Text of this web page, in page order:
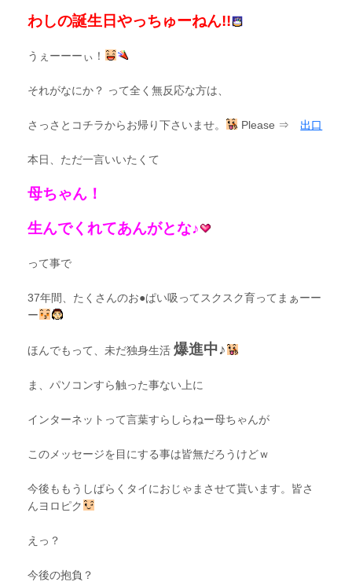
わしの誕生日やっちゅーねん!!
うぇーーーぃ！
それがなにか？ って全く無反応な方は、
さっさとコチラからお帰り下さいませ。 Please ⇒出口
本日、ただ一言いいたくて
母ちゃん！
生んでくれてあんがとな♪
って事で
37年間、たくさんのお●ぱい吸ってスクスク育ってまぁーー
ー
ほんでもって、未だ独身生活爆進中♪
ま、パソコンすら触った事ない上に
インターネットって言葉すらしらねー母ちゃんが
このメッセージを目にする事は皆無だろうけどｗ
今後ももうしばらくタイにおじゃまさせて貰います。皆さ
んヨロピク
えっ？
今後の抱負？